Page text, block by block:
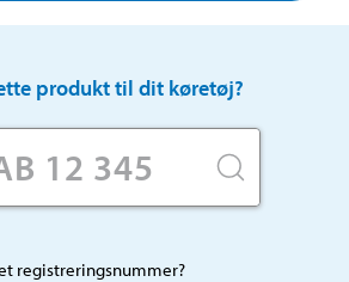
produkt til dit køretøj?
registreringsnummer?